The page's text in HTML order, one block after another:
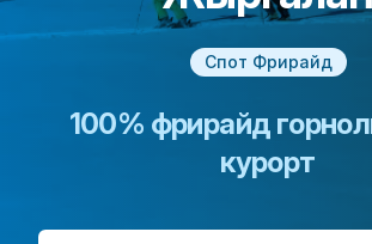
Спот Фрирайд
100% фрирайд
курорт